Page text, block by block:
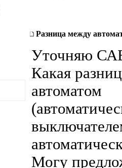
Разница между
Уточняю
Какая
автоматом
Могу